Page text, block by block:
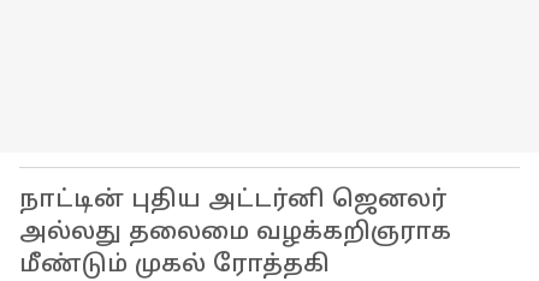
நாட்டின் புதிய அட்டர்னி ஜெனலர்
அல்லது தலைமை வழக்கறிஞராக
மீண்டும் முகல் ரோத்தகி